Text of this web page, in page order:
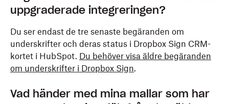
uppgraderade integreringen?
Du ser endast de tre senaste begäranden om
underskrifter och deras status i Dropbox Sign CRM-
kortet i HubSpot. Du behöver visa äldre begäranden
om underskrifter i Dropbox Sign.
Vad händer med mina mallar som har